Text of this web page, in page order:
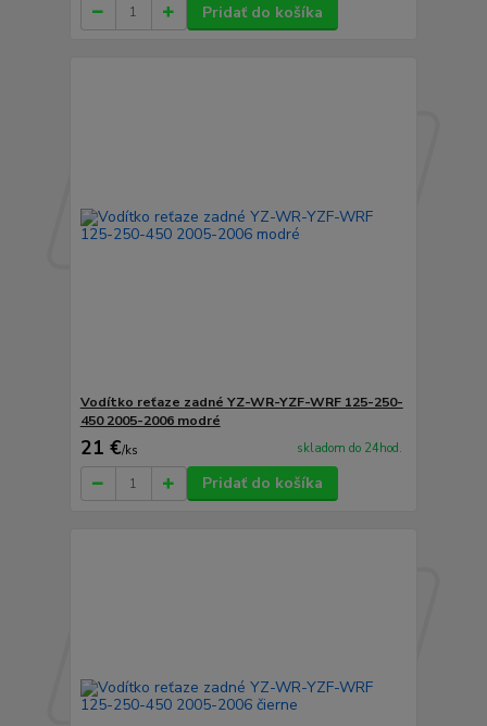
Pridať do košíka
Vodítko reťaze zadné YZ-WR-YZF-WRF 125-250-
450 2005-2006 modré
21 €/ks skladom do 24hod.
Pridať do košíka